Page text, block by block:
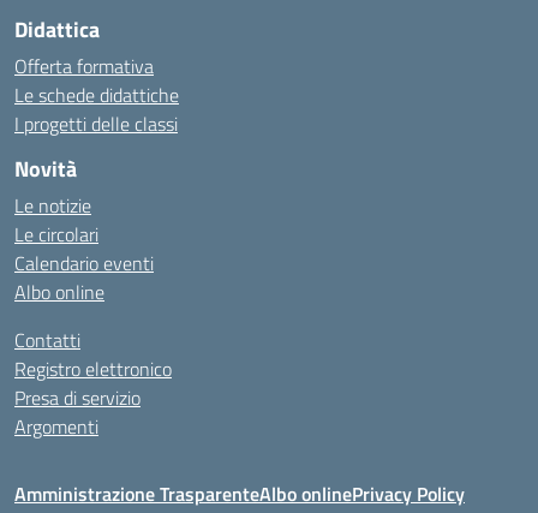
Didattica
Offerta formativa
Le schede didattiche
I progetti delle classi
Novità
Le notizie
Le circolari
Calendario eventi
Albo online
Contatti
Registro elettronico
Presa di servizio
Argomenti
Amministrazione TrasparenteAlbo onlinePrivacy Policy